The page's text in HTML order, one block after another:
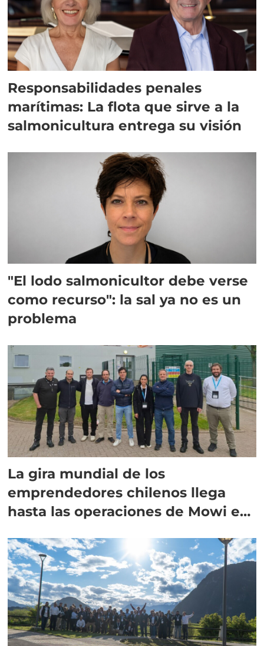
Responsabilidades penales
marítimas: La flota que sirve a la
salmonicultura entrega su visión
"El lodo salmonicultor debe verse
como recurso": la sal ya no es un
problema
La gira mundial de los
emprendedores chilenos llega
hasta las operaciones de Mowi en